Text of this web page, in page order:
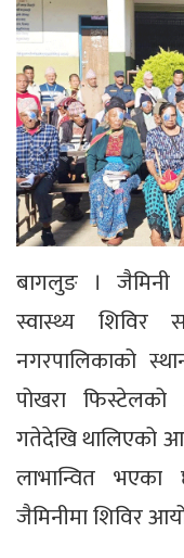
बागलुङ । जैमिनी
स्वास्थ्य
नगरपालिकाको
पोखरा
गतेदेखि थालिएको
लाभान्वित
जैमिनीमा शिविर